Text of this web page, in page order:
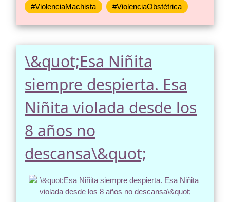
#ViolenciaMachista #ViolenciaObstétrica
\&quot;Esa Niñita
siempre despierta. Esa
Niñita violada desde los
8 años no
descansa\&quot;